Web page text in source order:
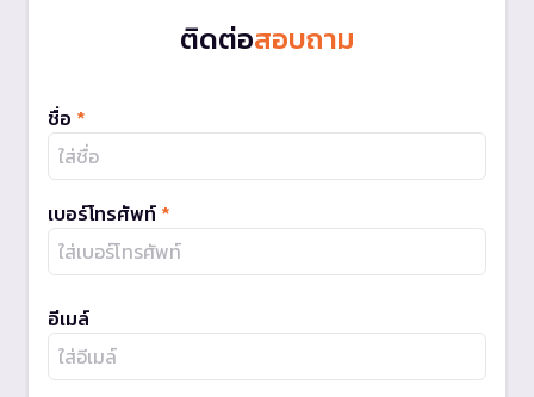
ติดต่อสอบถาม
ชื่อ *
เบอร์โทรศัพท์ *
อีเมล์